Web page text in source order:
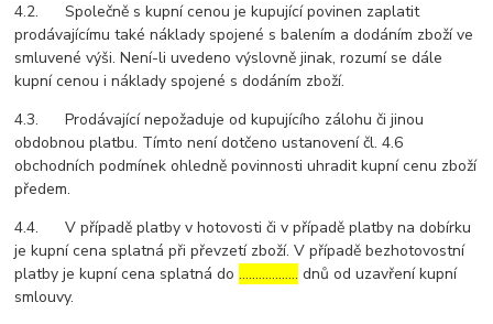
4.2. Společně s kupní cenou je kupující povinen zaplatit
prodávajícímu také náklady spojené s balením a dodáním zboží ve
smluvené výši. Není-li uvedeno výslovně jinak, rozumí se dále
kupní cenou i náklady spojené s dodáním zboží.
4.3. Prodávající nepožaduje od kupujícího zálohu či jinou
obdobnou platbu. Tímto není dotčeno ustanovení čl. 4.6
obchodních podmínek ohledně povinnosti uhradit kupní cenu zboží
předem.
4.4. V případě platby v hotovosti či v případě platby na dobírku
je kupní cena splatná při převzetí zboží. V případě bezhotovostní
platby je kupní cena splatná do……………… dnů od uzavření kupní
smlouvy.